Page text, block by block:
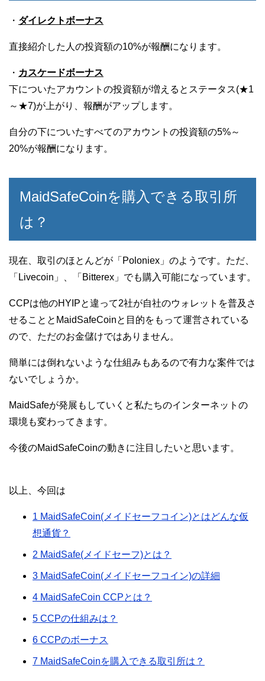
・ ダイレクトボーナス
直接紹介した人の投資額の10%が報酬になります。
・ カスケードボーナス
下についたアカウントの投資額が増えるとステータス(★1
～★7)が上がり、報酬がアップします。
自分の下についたすべてのアカウントの投資額の5%～
20%が報酬になります。
MaidSafeCoinを購入できる取引所
は？
現在、取引のほとんどが「Poloniex」のようです。ただ、
「Livecoin」、「Bitterex」でも購入可能になっています。
CCPは他のHYIPと違って2社が自社のウォレットを普及さ
せることとMaidSafeCoinと目的をもって運営されている
ので、ただのお金儲けではありません。
簡単には倒れないような仕組みもあるので有力な案件では
ないでしょうか。
MaidSafeが発展もしていくと私たちのインターネットの
環境も変わってきます。
今後のMaidSafeCoinの動きに注目したいと思います。
以上、今回は
1 MaidSafeCoin(メイドセーフコイン)とはどんな仮
想通貨？
2 MaidSafe(メイドセーフ)とは？
3 MaidSafeCoin(メイドセーフコイン)の詳細
4 MaidSafeCoin CCPとは？
5 CCPの仕組みは？
6 CCPのボーナス
7 MaidSafeCoinを購入できる取引所は？